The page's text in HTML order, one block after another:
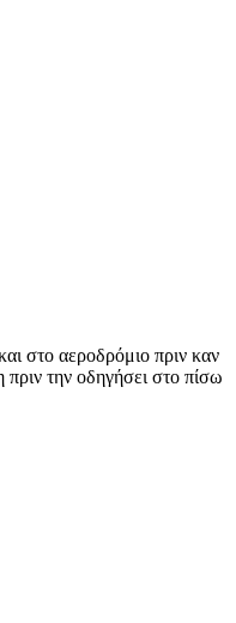
στο αεροδρόμιο πριν καν
την οδηγήσει στο πίσω